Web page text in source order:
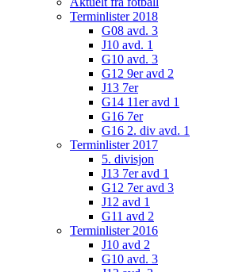
Terminlister 2018
G08 avd. 3
J10 avd. 1
G10 avd. 3
G12 9er avd 2
J13 7er
G14 11er avd 1
G16 7er
G16 2. div avd. 1
Terminlister 2017
5. divisjon
J13 7er avd 1
G12 7er avd 3
J12 avd 1
G11 avd 2
Terminlister 2016
J10 avd 2
G10 avd. 3